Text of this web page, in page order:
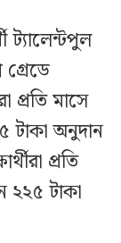
ট্যালেন্টপুল
প্রতি মাসে
টাকা অনুদান
প্রতি
২২৫ টাকা